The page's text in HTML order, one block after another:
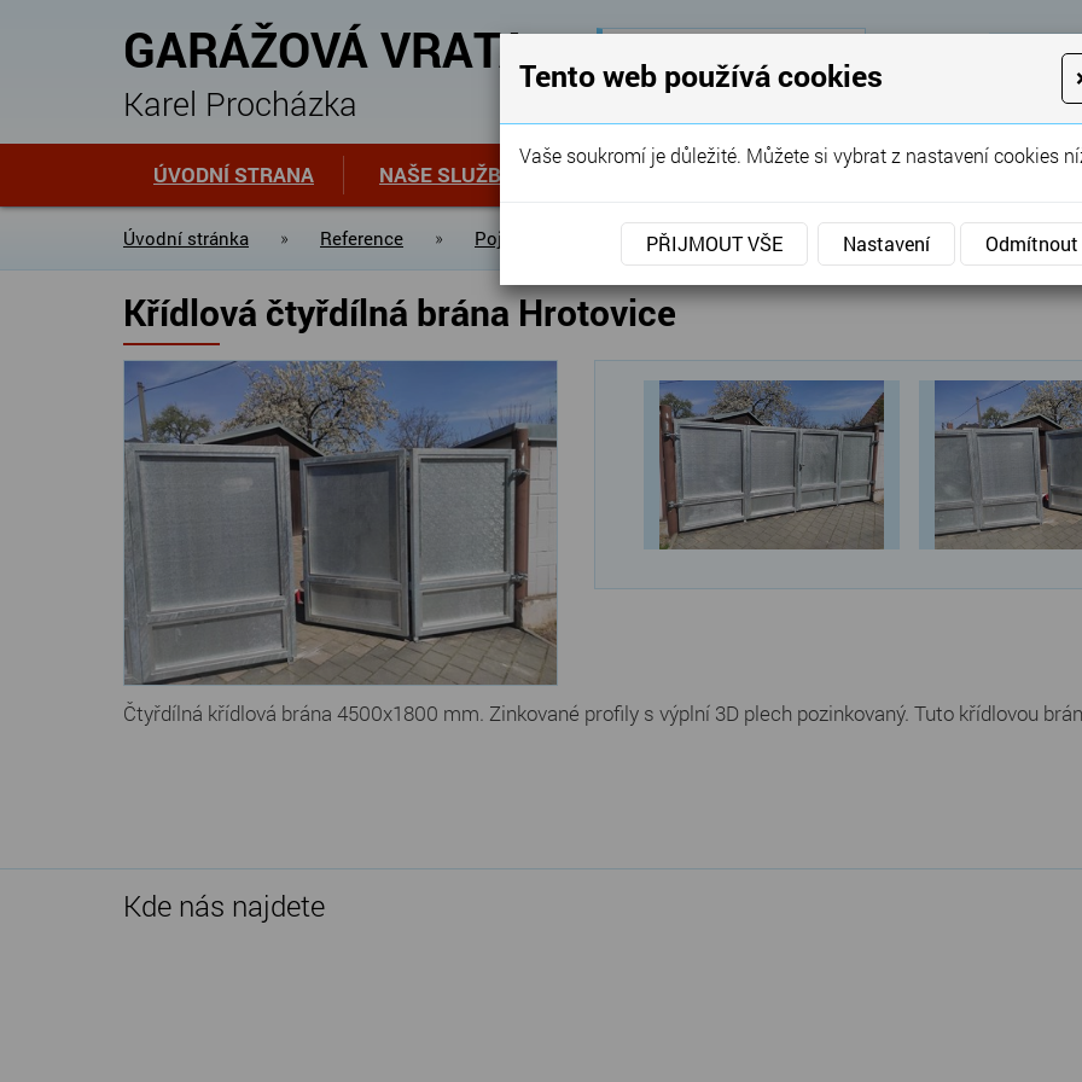
GARÁŽOVÁ VRATA
Karel Procházka Garážová vrata, brány, ploty ...
ÚVODNÍ STRANA NAŠE SLUŽBY SERVIS REFERENCE
Úvodní stránka » Reference » Pojezdové brány » Křídlové Křídlová čtyřdílná brána Hrotovice
Křídlová čtyřdílná brána Hrotovice
Čtyřdílná křídlová brána 4500x1800 mm. Zinkované profily s výplní 3D plech pozinkovaný. Tuto křídlovou
Kde nás najdete
Tento web používá cookies
Vaše soukromí je důležité. Můžete si vybrat z nastavení cookies
PŘIJMOUT VŠE Nastavení Odmítnout